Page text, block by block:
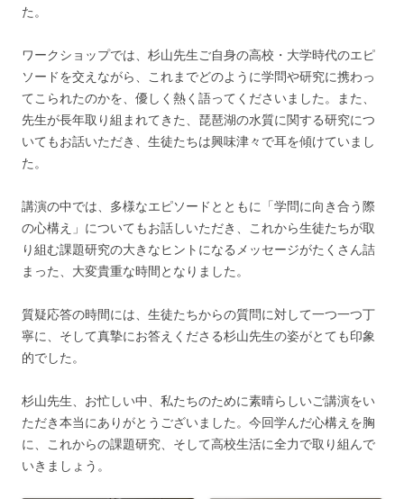
た。
ワークショップでは、杉山先生ご自身の高校・大学時代のエピ
ソードを交えながら、これまでどのように学問や研究に携わっ
てこられたのかを、優しく熱く語ってくださいました。また、
先生が長年取り組まれてきた、琵琶湖の水質に関する研究につ
いてもお話いただき、生徒たちは興味津々で耳を傾けていまし
た。
講演の中では、多様なエピソードとともに「学問に向き合う際
の心構え」についてもお話しいただき、これから生徒たちが取
り組む課題研究の大きなヒントになるメッセージがたくさん詰
まった、大変貴重な時間となりました。
質疑応答の時間には、生徒たちからの質問に対して一つ一つ丁
寧に、そして真摯にお答えくださる杉山先生の姿がとても印象
的でした。
杉山先生、お忙しい中、私たちのために素晴らしいご講演をい
ただき本当にありがとうございました。今回学んだ心構えを胸
に、これからの課題研究、そして高校生活に全力で取り組んで
いきましょう。